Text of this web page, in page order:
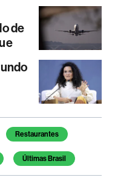
de
Restaurantes
Últimas Brasil